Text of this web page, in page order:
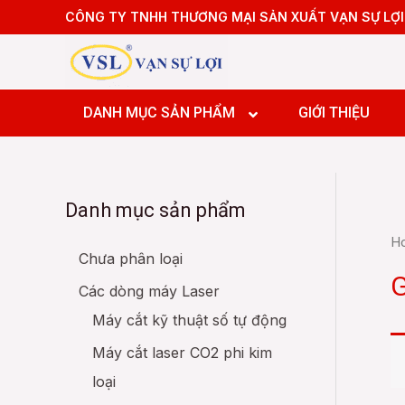
to
CÔNG TY TNHH THƯƠNG MẠI SẢN XUẤT VẠN SỰ LỢI
DANH MỤC SẢN PHẨM
Dây
Dây
Giải
Giải
GIỚI THIỆU
Dây
Dây
Dây
Giải
Giải
Danh mục sản phẩm
Chưa phân loại
Các dòng máy Laser
Máy cắt kỹ thuật số tự động
Máy cắt laser CO2 phi kim
loại